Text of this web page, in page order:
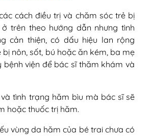
cách điều trị và chăm sóc trẻ bị
trên theo hướng dẫn nhưng tình
cản thiện, có dấu hiệu lan rộng
nôn, sốt, bú hoặc ăn kém, ba mẹ
bệnh viện để bác sĩ thăm khám và
tình trạng hăm bìu mà bác sĩ sẽ
hoặc thuốc trị hăm.
vùng da hăm của bé trai chưa có